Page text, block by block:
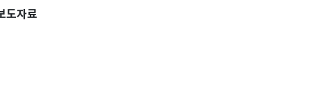
도자료